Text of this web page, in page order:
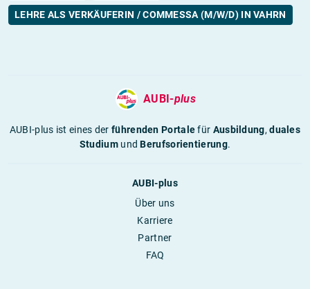
LEHRE ALS VERKÄUFERIN / COMMESSA (M/W/D) IN VAHRN
AUBI-plus
AUBI-plus ist eines derführenden Portalefür Ausbildung,duales
StudiumundBerufsorientierung.
AUBI-plus
Über uns
Karriere
Partner
FAQ